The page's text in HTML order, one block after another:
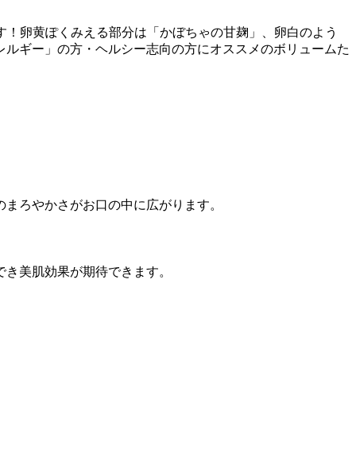
卵黄ぽくみえる部分は「かぼちゃの甘麹」、卵白のよう
ギー」の方・ヘルシー志向の方にオススメのボリュームた
ろやかさがお口の中に広がります。
美肌効果が期待できます。